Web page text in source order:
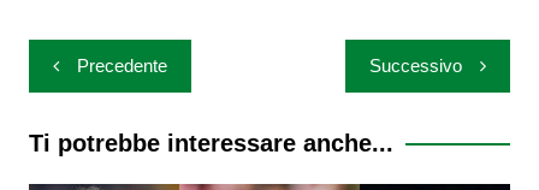
Navigazione
articoli
Precedente Successivo
Ti potrebbe interessare anche...